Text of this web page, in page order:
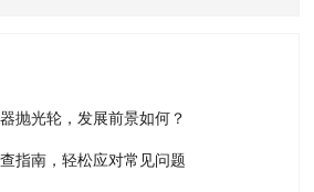
抛光轮，发展前景如何？
指南，轻松应对常见问题​